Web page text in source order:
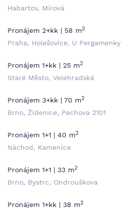
Habartov, Mírová
Pronájem 2+kk | 58 m2
Praha, Holešovice, U Pergamenky
Pronájem 1+kk | 25 m2
Staré Město, Velehradská
Pronájem 3+kk | 70 m2
Brno, Židenice, Pechova 2101
Pronájem 1+1 | 40 m2
Náchod, Kamenice
Pronájem 1+1 | 33 m2
Brno, Bystrc, Ondrouškova
Pronájem 1+kk | 38 m2